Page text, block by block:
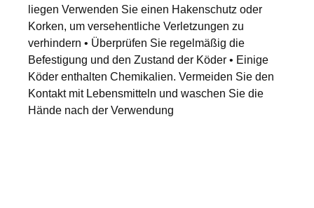
liegen Verwenden Sie einen Hakenschutz oder
Korken, um versehentliche Verletzungen zu
verhindern • Überprüfen Sie regelmäßig die
Befestigung und den Zustand der Köder • Einige
Köder enthalten Chemikalien. Vermeiden Sie den
Kontakt mit Lebensmitteln und waschen Sie die
Hände nach der Verwendung